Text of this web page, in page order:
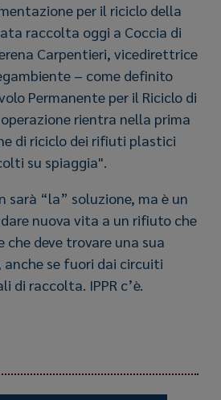
per il riciclo della
raccolta oggi a Coccia di
Carpentieri, vicedirettrice
– come definito
Permanente per il Riciclo di
rientra nella prima
di riciclo dei rifiuti plastici
su spiaggia".
sarà “la” soluzione, ma è un
nuova vita a un rifiuto che
che deve trovare una sua
anche se fuori dai circuiti
di raccolta. IPPR c’è.